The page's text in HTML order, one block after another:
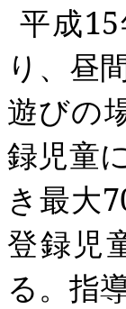
平成15
り、昼
遊びの
録児童
き最大
登録児
る。指